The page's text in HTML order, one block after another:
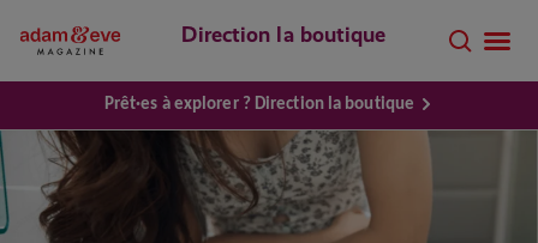
Direction la boutique
Prêt·es à explorer ? Direction la boutique